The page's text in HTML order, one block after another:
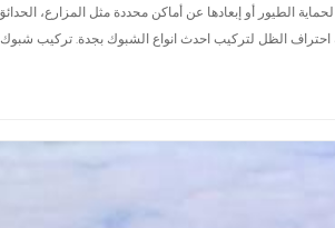
الطيور أو إبعادها عن أماكن محددة مثل المزارع،
احتراف الظل لتركيب احدث انواع الشبوك بجدة. تركيب